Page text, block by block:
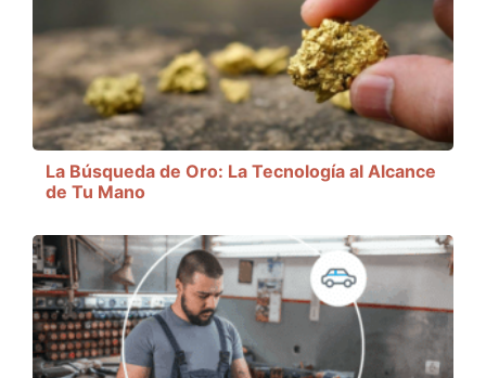
La Búsqueda de Oro: La Tecnología al Alcance
de Tu Mano